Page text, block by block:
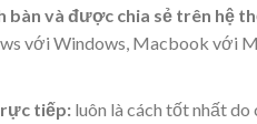
và được chia sẻ trên hệ
với Windows, Macbook với
tiếp: luôn là cách tốt nhất do